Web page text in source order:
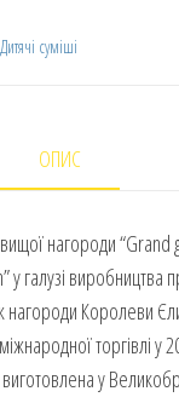
Дитячі суміші
ОПИС
нагороди “Grand
галузі виробництва
нагороди Королеви
торгівлі у
у